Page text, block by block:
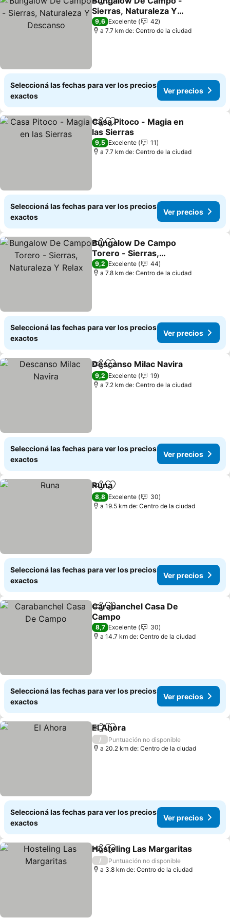
CompartirAñadir a favoritos
Sierras, Naturaleza Y
Descanso
9,6 Excelente
42
a 7.7 km de: Centro de la ciudad
Seleccioná las fechas para ver los precios
exactos
Ver precios
CompartirAñadir a favoritos
Casa Pitoco - Magia en
las Sierras
9,5 Excelente
11
a 7.7 km de: Centro de la ciudad
Seleccioná las fechas para ver los precios
exactos
Ver precios
CompartirAñadir a favoritos
Bungalow De Campo
Torero - Sierras,
Naturaleza Y Relax
9,2 Excelente
44
a 7.8 km de: Centro de la ciudad
Seleccioná las fechas para ver los precios
exactos
Ver precios
CompartirAñadir a favoritos
Descanso Milac Navira
9,2 Excelente
19
a 7.2 km de: Centro de la ciudad
Seleccioná las fechas para ver los precios
exactos
Ver precios
CompartirAñadir a favoritos
Runa
8,8 Excelente
30
a 19.5 km de: Centro de la ciudad
Seleccioná las fechas para ver los precios
exactos
Ver precios
CompartirAñadir a favoritos
Carabanchel Casa De
Campo
8,7 Excelente
30
a 14.7 km de: Centro de la ciudad
Seleccioná las fechas para ver los precios
exactos
Ver precios
CompartirAñadir a favoritos
El Ahora
/
Puntuación no disponible
a 20.2 km de: Centro de la ciudad
Seleccioná las fechas para ver los precios
exactos
Ver precios
CompartirAñadir a favoritos
Hosteling Las Margaritas
/
Puntuación no disponible
a 3.8 km de: Centro de la ciudad